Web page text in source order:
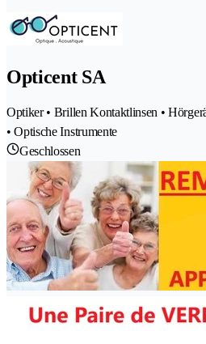
Opticent SA
Optiker • Brillen Kontaktlinsen •
• Optische Instrumente
Geschlossen